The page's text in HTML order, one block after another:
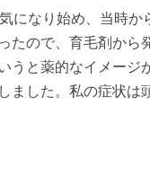
になり始め、当時
たので、育毛剤か
うと薬的なイメー
ました。私の症状